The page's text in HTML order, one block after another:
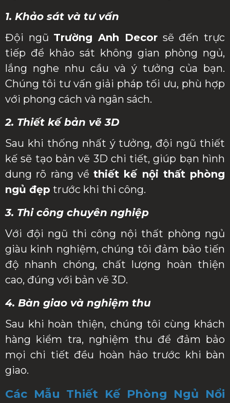
1. Khảo sát và tư vấn
Đội ngũ Trường Anh Decorsẽ đến trực
tiếp để khảo sát không gian phòng ngủ,
lắng nghe nhu cầu và ý tưởng của bạn.
Chúng tôi tư vấn giải pháp tối ưu, phù hợp
với phong cách và ngân sách.
2. Thiết kế bản vẽ 3D
Sau khi thống nhất ý tưởng, đội ngũ thiết
kế sẽ tạo bản vẽ 3D chi tiết, giúp bạn hình
dung rõ ràng về thiết kế nội thất phòng
ngủ đẹp trước khi thi công.
3. Thi công chuyên nghiệp
Với đội ngũ thi công nội thất phòng ngủ
giàu kinh nghiệm, chúng tôi đảm bảo tiến
độ nhanh chóng, chất lượng hoàn thiện
cao, đúng với bản vẽ 3D.
4. Bàn giao và nghiệm thu
Sau khi hoàn thiện, chúng tôi cùng khách
hàng kiểm tra, nghiệm thu để đảm bảo
mọi chi tiết đều hoàn hảo trước khi bàn
giao.
Các Mẫu Thiết Kế Phòng Ngủ Nổi